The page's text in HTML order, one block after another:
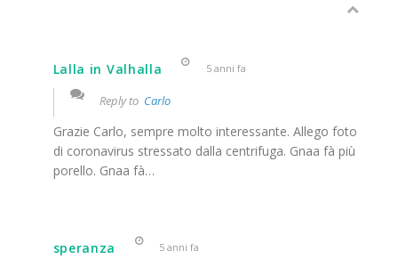
Lalla in Valhalla 5 anni fa
Reply to Carlo
Grazie Carlo, sempre molto interessante. Allego foto
di coronavirus stressato dalla centrifuga. Gnaa fà più
porello. Gnaa fà…
speranza 5 anni fa